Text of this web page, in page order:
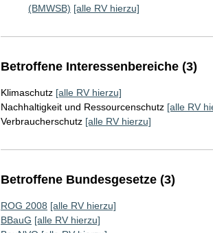
(BMWSB) [alle RV hierzu]
Betroffene Interessenbereiche (3)
Klimaschutz [alle RV hierzu]
Nachhaltigkeit und Ressourcenschutz [alle RV
Verbraucherschutz [alle RV hierzu]
Betroffene Bundesgesetze (3)
ROG 2008 [alle RV hierzu]
BBauG [alle RV hierzu]